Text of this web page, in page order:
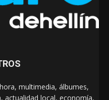
multimedia, álbumes,
actualidad local, economía,